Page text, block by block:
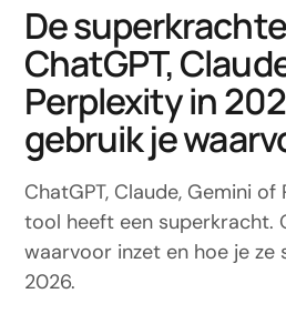
Online marketing
Performance
GEO
CRO
LinkedIn
De
ChatGPT,
Perplexity in
gebruik je
ChatGPT, Claude, Gemini
tool heeft een superkracht.
waarvoor inzet en hoe je
2026.